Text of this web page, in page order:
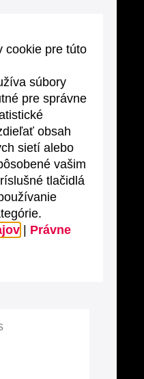
cookie pre túto
súbory
pre správne
obsah
sietí alebo
vašim
tlačidlá
Právne